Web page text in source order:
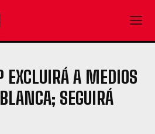
EXCLUIRÁ A MEDIOS
SEGUIRÁ